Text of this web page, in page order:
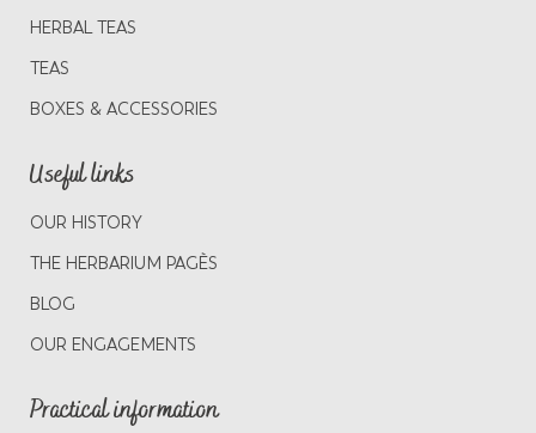
HERBAL TEAS
TEAS
BOXES & ACCESSORIES
Useful links
OUR HISTORY
THE HERBARIUM PAGÈS
BLOG
OUR ENGAGEMENTS
Practical information